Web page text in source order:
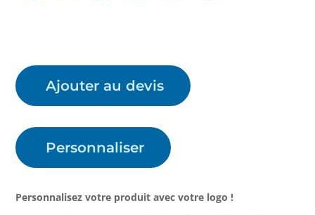
Ajouter au devis
Personnaliser
Personnalisez votre produit avec votre logo !